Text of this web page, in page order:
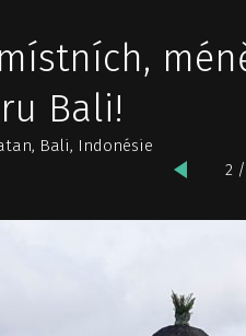
Bali!
Bali, Indonésie
2 /